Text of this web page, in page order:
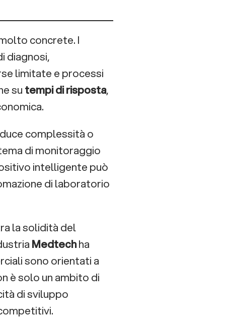
concrete. I
diagnosi,
limitate e processi
su tempi di risposta,
complessità o
di monitoraggio
intelligente può
di laboratorio
la solidità del
Medtechha
sono orientati a
è solo un ambito di
di sviluppo